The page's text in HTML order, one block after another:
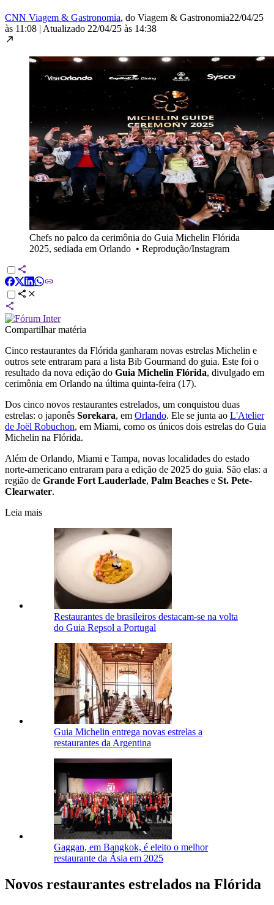
CNN Viagem & Gastronomia, do Viagem & Gastronomia22/04/25
às 11:08 | Atualizado 22/04/25 às 14:38
Chefs no palco da cerimônia do Guia Michelin Flórida
2025, sediada em Orlando • Reprodução/Instagram
Compartilhar matéria
Cinco restaurantes da Flórida ganharam novas estrelas Michelin e
outros sete entraram para a lista Bib Gourmand do guia. Este foi o
resultado da nova edição do Guia Michelin Flórida, divulgado em
cerimônia em Orlando na última quinta-feira (17).
Dos cinco novos restaurantes estrelados, um conquistou duas
estrelas: o japonês Sorekara, em Orlando. Ele se junta ao L'Atelier
de Joël Robuchon, em Miami, como os únicos dois estrelas do Guia
Michelin na Flórida.
Além de Orlando, Miami e Tampa, novas localidades do estado
norte-americano entraram para a edição de 2025 do guia. São elas: a
região de Grande Fort Lauderlade, Palm Beaches e St. Pete-
Clearwater.
Leia mais
Restaurantes de brasileiros destacam-se na volta
do Guia Repsol a Portugal
Guia Michelin entrega novas estrelas a
restaurantes da Argentina
Gaggan, em Bangkok, é eleito o melhor
restaurante da Ásia em 2025
Novos restaurantes estrelados na Flórida